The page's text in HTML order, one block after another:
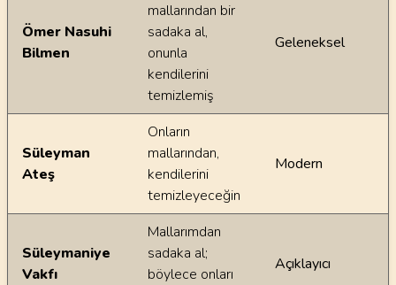
Ömer Nasuhi
Bilmen
mallarından bir
sadaka al,
onunla
kendilerini
temizlemiş
Geleneksel
Süleyman
Ateş
Onların
mallarından,
kendilerini
temizleyeceğin
Modern
Süleymaniye
Vakfı
Mallarımdan
sadaka al;
böylece onları
Açıklayıcı